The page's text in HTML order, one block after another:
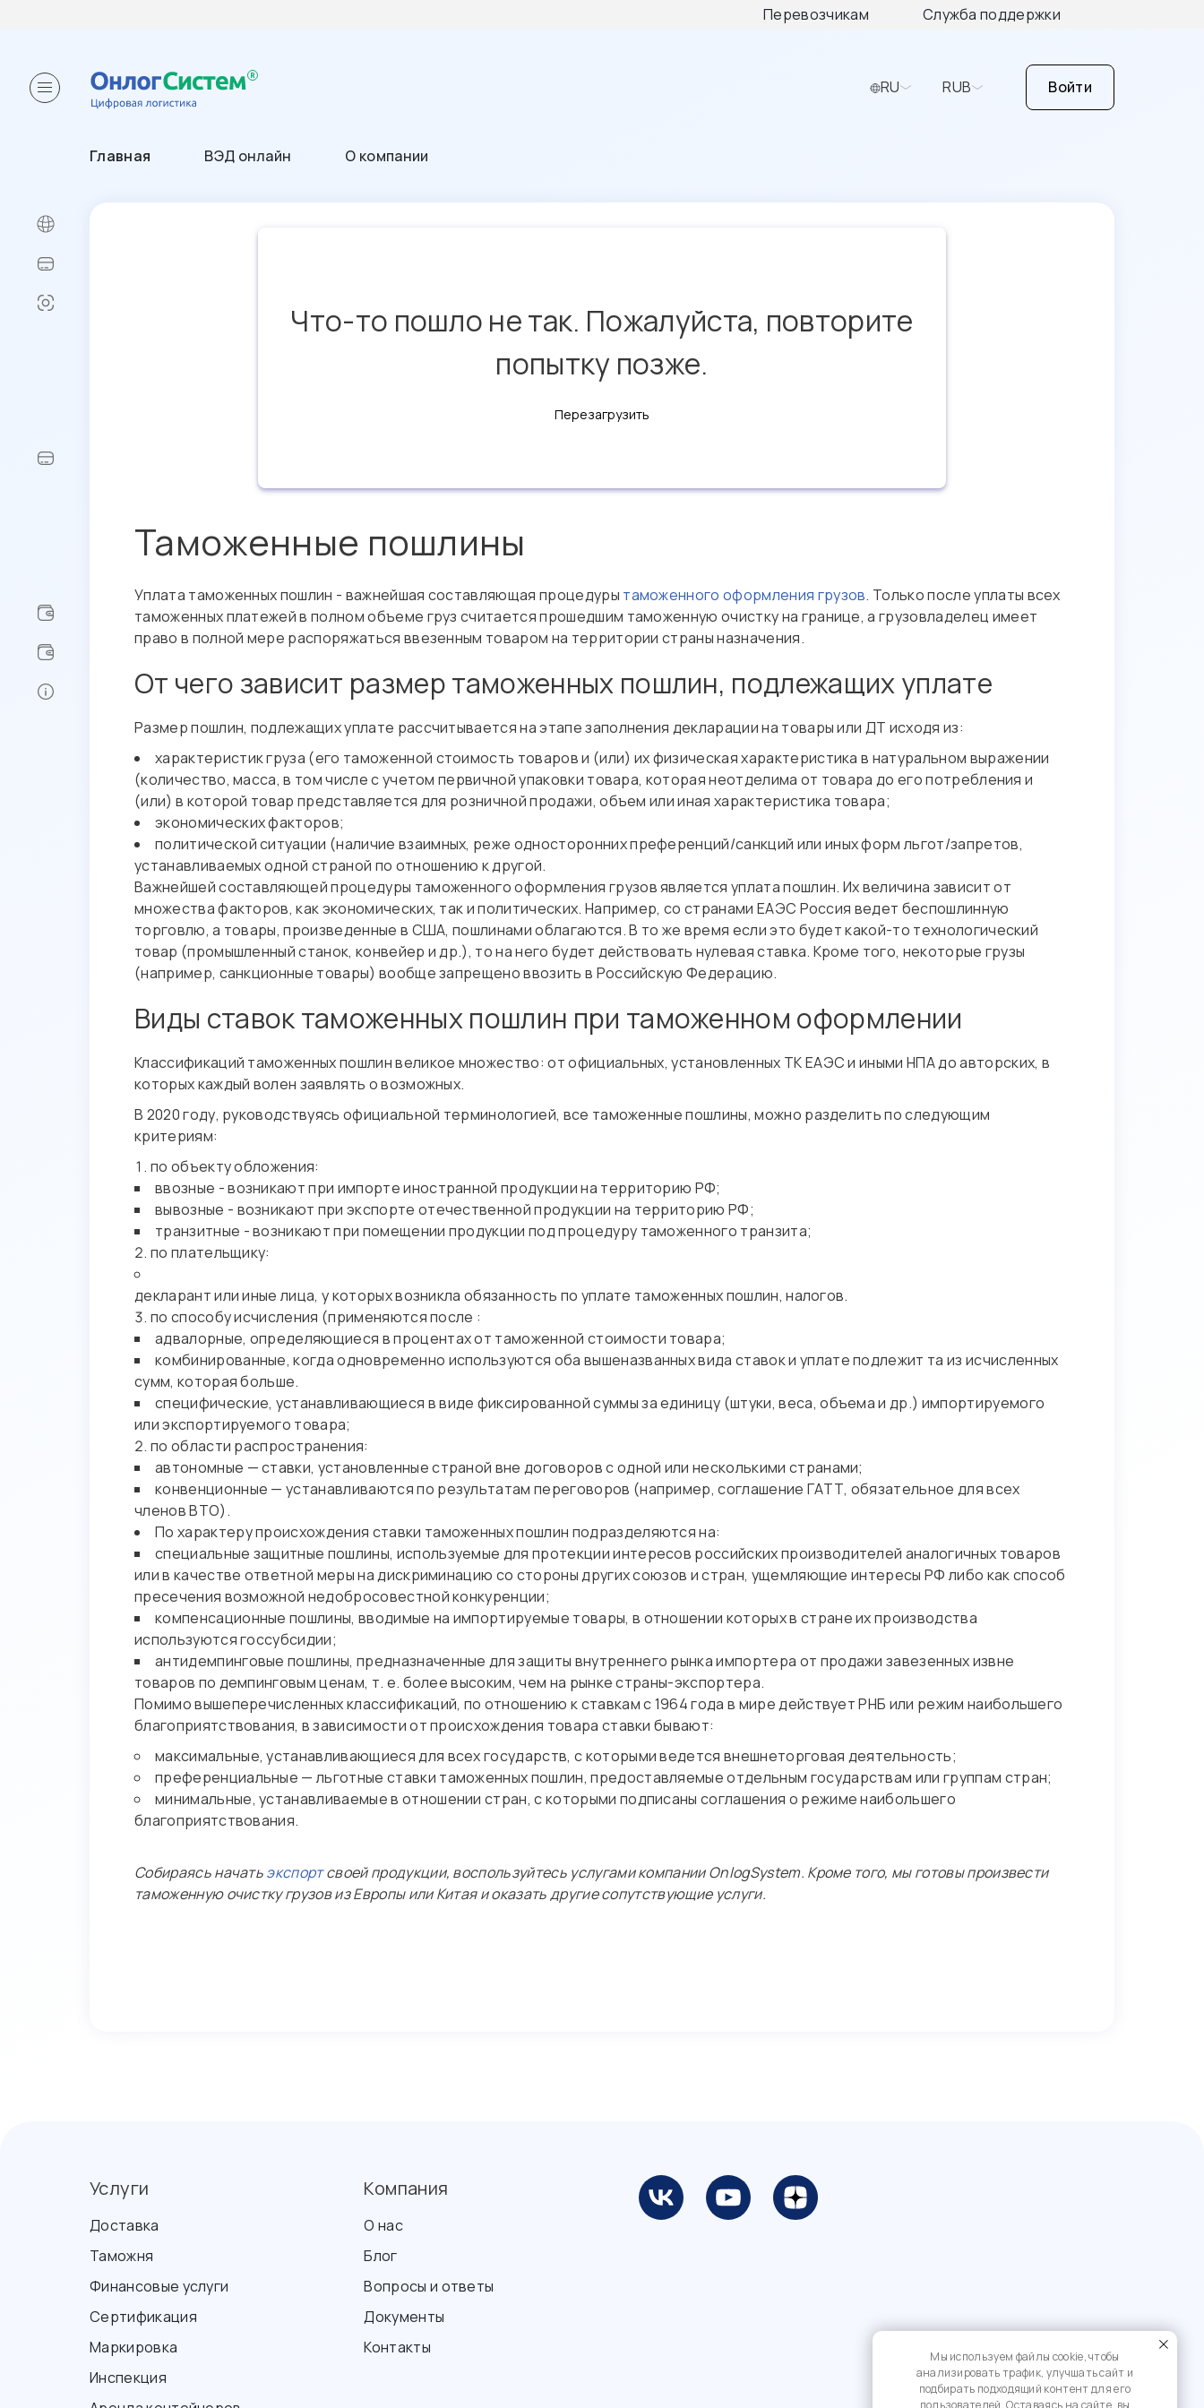
Перевозчикам Служба поддержки
RU RUB Войти
Главная ВЭД онлайн О компании
Что-то пошло не так. Пожалуйста, повторите
попытку позже.
Перезагрузить
Таможенные пошлины
Уплата таможенных пошлин - важнейшая составляющая процедуры таможенного оформления грузов. Только после уплаты всех
таможенных платежей в полном объеме груз считается прошедшим таможенную очистку на границе, а грузовладелец имеет
право в полной мере распоряжаться ввезенным товаром на территории страны назначения.
От чего зависит размер таможенных пошлин, подлежащих уплате
Размер пошлин, подлежащих уплате рассчитывается на этапе заполнения декларации на товары или ДТ исходя из:
характеристик груза (его таможенной стоимость товаров и (или) их физическая характеристика в натуральном выражении
(количество, масса, в том числе с учетом первичной упаковки товара, которая неотделима от товара до его потребления и
(или) в которой товар представляется для розничной продажи, объем или иная характеристика товара;
экономических факторов;
политической ситуации (наличие взаимных, реже односторонних преференций/санкций или иных форм льгот/запретов,
устанавливаемых одной страной по отношению к другой.
Важнейшей составляющей процедуры таможенного оформления грузов является уплата пошлин. Их величина зависит от
множества факторов, как экономических, так и политических. Например, со странами ЕАЭС Россия ведет беспошлинную
торговлю, а товары, произведенные в США, пошлинами облагаются. В то же время если это будет какой-то технологический
товар (промышленный станок, конвейер и др.), то на него будет действовать нулевая ставка. Кроме того, некоторые грузы
(например, санкционные товары) вообще запрещено ввозить в Российскую Федерацию.
Виды ставок таможенных пошлин при таможенном оформлении
Классификаций таможенных пошлин великое множество: от официальных, установленных ТК ЕАЭС и иными НПА до авторских, в
которых каждый волен заявлять о возможных.
В 2020 году, руководствуясь официальной терминологией, все таможенные пошлины, можно разделить по следующим
критериям:
по объекту обложения:
ввозные - возникают при импорте иностранной продукции на территорию РФ;
вывозные - возникают при экспорте отечественной продукции на территорию РФ;
транзитные - возникают при помещении продукции под процедуру таможенного транзита;
по плательщику:
декларант или иные лица, у которых возникла обязанность по уплате таможенных пошлин, налогов.
по способу исчисления (применяются после :
адвалорные, определяющиеся в процентах от таможенной стоимости товара;
комбинированные, когда одновременно используются оба вышеназванных вида ставок и уплате подлежит та из исчисленных
сумм, которая больше.
специфические, устанавливающиеся в виде фиксированной суммы за единицу (штуки, веса, объема и др.) импортируемого
или экспортируемого товара;
по области распространения:
автономные — ставки, установленные страной вне договоров с одной или несколькими странами;
конвенционные — устанавливаются по результатам переговоров (например, соглашение ГАТТ, обязательное для всех
членов ВТО).
По характеру происхождения ставки таможенных пошлин подразделяются на:
специальные защитные пошлины, используемые для протекции интересов российских производителей аналогичных товаров
или в качестве ответной меры на дискриминацию со стороны других союзов и стран, ущемляющие интересы РФ либо как способ
пресечения возможной недобросовестной конкуренции;
компенсационные пошлины, вводимые на импортируемые товары, в отношении которых в стране их производства
используются госсубсидии;
антидемпинговые пошлины, предназначенные для защиты внутреннего рынка импортера от продажи завезенных извне
товаров по демпинговым ценам, т. е. более высоким, чем на рынке страны-экспортера.
Помимо вышеперечисленных классификаций, по отношению к ставкам с 1964 года в мире действует РНБ или режим наибольшего
благоприятствования, в зависимости от происхождения товара ставки бывают:
максимальные, устанавливающиеся для всех государств, с которыми ведется внешнеторговая деятельность;
преференциальные — льготные ставки таможенных пошлин, предоставляемые отдельным государствам или группам стран;
минимальные, устанавливаемые в отношении стран, с которыми подписаны соглашения о режиме наибольшего
благоприятствования.
Собираясь начатьэкспортсвоей продукции, воспользуйтесь услугами компании OnlogSystem. Кроме того, мы готовы произвести
таможенную очистку грузов из Европы или Китая и оказать другие сопутствующие услуги.
Услуги
Доставка
Таможня
Финансовые услуги
Сертификация
Маркировка
Инспекция
Компания
О нас
Блог
Вопросы и ответы
Документы
Контакты
Мы используем файлы cookie, чтобы
анализировать трафик, улучшать сайт и
подбирать подходящий контент для его
пользователей. Оставаясь на сайте, вы